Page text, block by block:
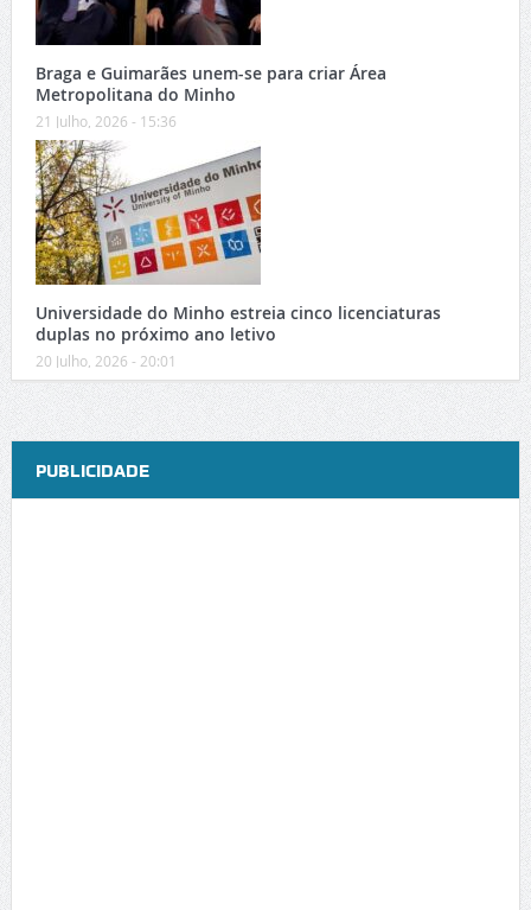
Braga e Guimarães unem-se para criar Área
Metropolitana do Minho
21 Julho, 2026 - 15:36
Universidade do Minho estreia cinco licenciaturas
duplas no próximo ano letivo
20 Julho, 2026 - 20:01
PUBLICIDADE